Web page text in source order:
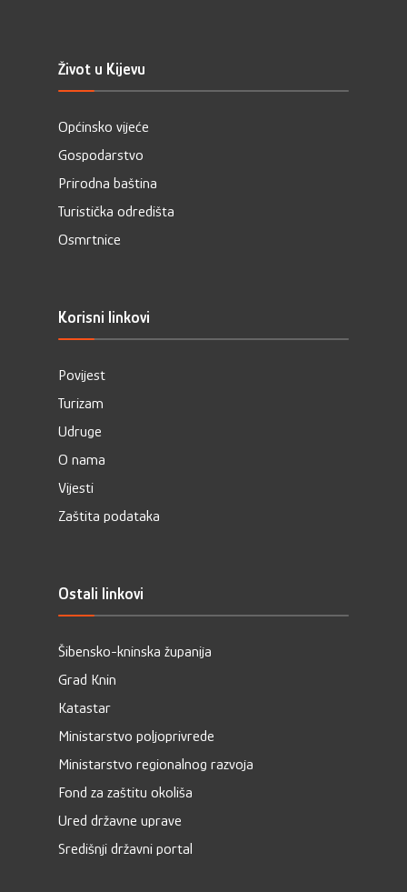
Život u Kijevu
Općinsko vijeće
Gospodarstvo
Prirodna baština
Turistička odredišta
Osmrtnice
Korisni linkovi
Povijest
Turizam
Udruge
O nama
Vijesti
Zaštita podataka
Ostali linkovi
Šibensko-kninska županija
Grad Knin
Katastar
Ministarstvo poljoprivrede
Ministarstvo regionalnog razvoja
Fond za zaštitu okoliša
Ured državne uprave
Središnji državni portal